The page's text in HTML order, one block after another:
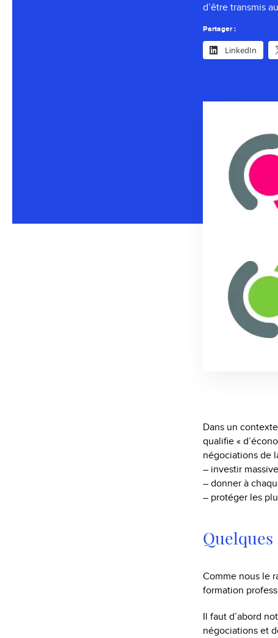
d’être transmis
Partager :
LinkedIn
Dans un
qualifie «
négociations de
– investir
– donner à
– protéger les
Comme nous le
formation
Il faut d’abord
négociations et